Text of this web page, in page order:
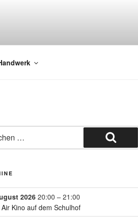
2026 20:00 – 21:00
Kino auf dem Schulhof